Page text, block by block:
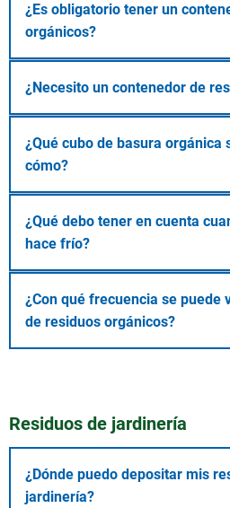
¿Es obligatorio tener un
orgánicos?
¿Necesito un contenedor de
¿Qué cubo de basura orgánica
cómo?
¿Qué debo tener en cuenta
hace frío?
¿Con qué frecuencia se puede
de residuos orgánicos?
Residuos de jardinería
¿Dónde puedo depositar mis
jardinería?